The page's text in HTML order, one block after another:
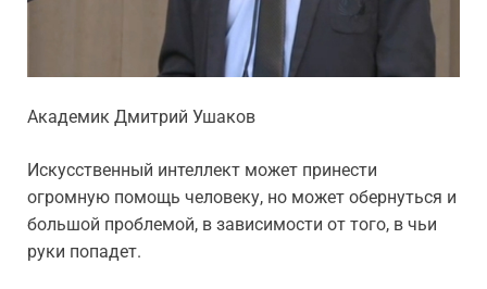
Академик Дмитрий Ушаков
Искусственный интеллект может принести
огромную помощь человеку, но может обернуться и
большой проблемой, в зависимости от того, в чьи
руки попадет.